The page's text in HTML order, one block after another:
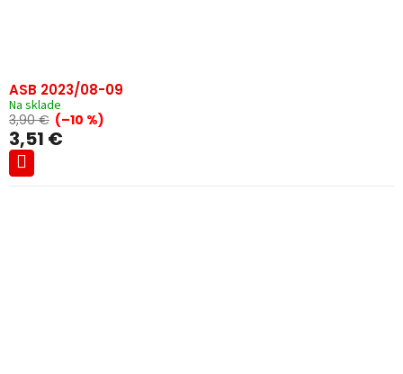
ASB 2023/08-09
Na sklade
3,90 € (–10 %)
3,51 €